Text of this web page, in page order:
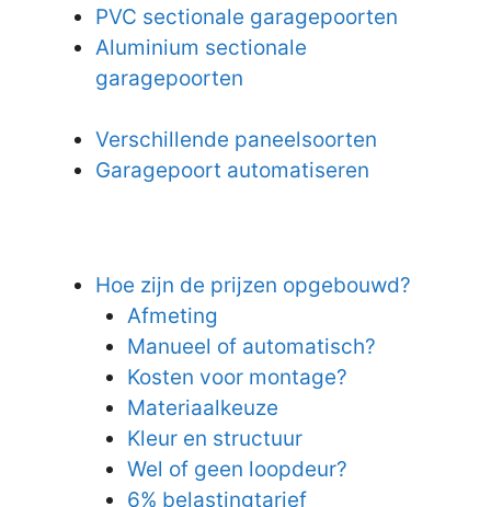
PVC sectionale garagepoorten
Aluminium sectionale
garagepoorten
Verschillende paneelsoorten
Garagepoort automatiseren
Hoe zijn de prijzen opgebouwd?
Afmeting
Manueel of automatisch?
Kosten voor montage?
Materiaalkeuze
Kleur en structuur
Wel of geen loopdeur?
6% belastingtarief